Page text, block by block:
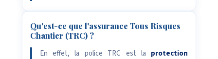
Qu'est-ce que l'assurance Tous Risques
Chantier (TRC) ?
En effet, la police TRC est la protection